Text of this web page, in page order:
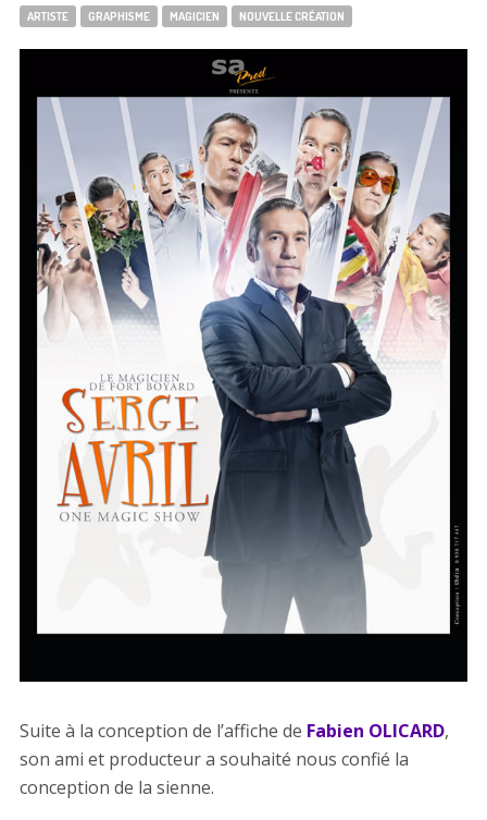
Tags:
ARTISTE GRAPHISME MAGICIEN NOUVELLE CRÉATION
Suite à la conception de l’affiche de Fabien OLICARD,
son ami et producteur a souhaité nous confié la
conception de la sienne.